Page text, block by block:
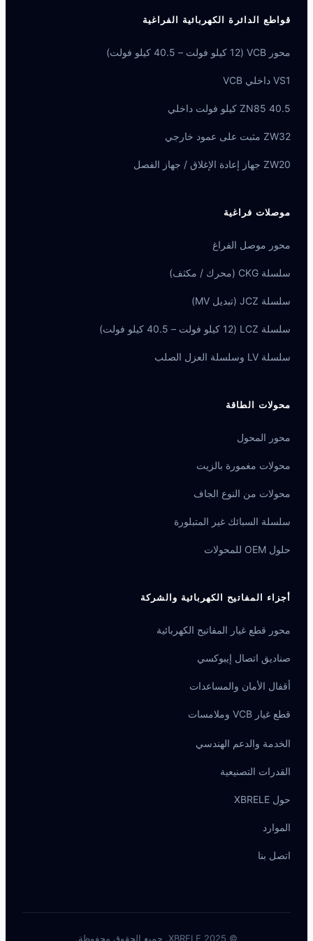
قواطع الدائرة الكهربائية الفراغية
محور VCB (12 كيلو فولت – 40.5 كيلو فولت)
VS1 داخلي VCB
ZN85 40.5 كيلو فولت داخلي
ZW32 مثبت على عمود خارجي
ZW20 جهاز إعادة الإغلاق / جهاز الفصل
موصلات فراغية
محور موصل الفراغ
سلسلة CKG (محرك / مكثف)
سلسلة JCZ (تبديل MV)
سلسلة LCZ (12 كيلو فولت – 40.5 كيلو فولت)
سلسلة LV وسلسلة العزل الصلب
محولات الطاقة
محور المحول
محولات مغمورة بالزيت
محولات من النوع الجاف
سلسلة السبائك غير المتبلورة
حلول OEM للمحولات
أجزاء المفاتيح الكهربائية والشركة
محور قطع غيار المفاتيح الكهربائية
صناديق اتصال إيبوكسي
أقفال الأمان والمساعدات
قطع غيار VCB وملامسات
الخدمة والدعم الهندسي
القدرات التصنيعية
حول XBRELE
الموارد
اتصل بنا
© 2025 XBRELE. جميع الحقوق محفوظة.